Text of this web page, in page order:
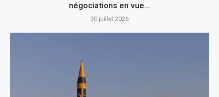
négociations en vue…
30 juillet 2026